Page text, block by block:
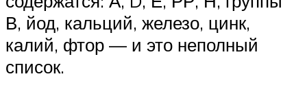
В, йод, кальций, железо, цинк,
калий, фтор — и это неполный
список.